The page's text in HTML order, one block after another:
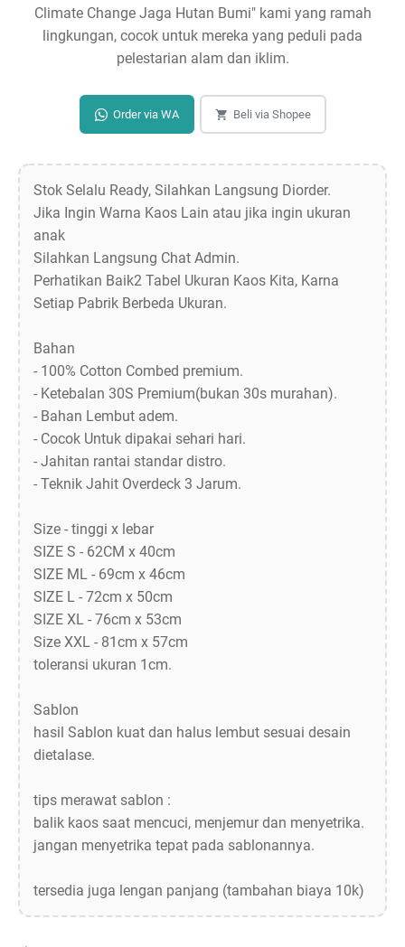
Climate Change Jaga Hutan Bumi" kami yang ramah
lingkungan, cocok untuk mereka yang peduli pada
pelestarian alam dan iklim.
Order via WA Beli via Shopee
Stok Selalu Ready, Silahkan Langsung Diorder.
Jika Ingin Warna Kaos Lain atau jika ingin ukuran
anak
Silahkan Langsung Chat Admin.
Perhatikan Baik2 Tabel Ukuran Kaos Kita, Karna
Setiap Pabrik Berbeda Ukuran.
Bahan
- 100% Cotton Combed premium.
- Ketebalan 30S Premium(bukan 30s murahan).
- Bahan Lembut adem.
- Cocok Untuk dipakai sehari hari.
- Jahitan rantai standar distro.
- Teknik Jahit Overdeck 3 Jarum.
Size - tinggi x lebar
SIZE S - 62CM x 40cm
SIZE ML - 69cm x 46cm
SIZE L - 72cm x 50cm
SIZE XL - 76cm x 53cm
Size XXL - 81cm x 57cm
toleransi ukuran 1cm.
Sablon
hasil Sablon kuat dan halus lembut sesuai desain
dietalase.
tips merawat sablon :
balik kaos saat mencuci, menjemur dan menyetrika.
jangan menyetrika tepat pada sablonannya.
tersedia juga lengan panjang (tambahan biaya 10k)